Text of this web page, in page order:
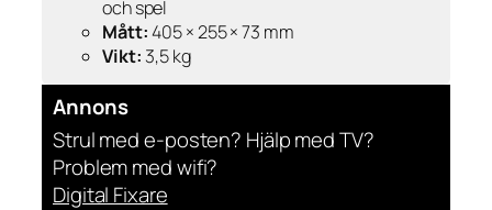
och spel
Mått:405 × 255 × 73 mm
Vikt: 3,5 kg
Annons
Strul med e-posten? Hjälp med TV?
Problem med wifi?
Digital Fixare